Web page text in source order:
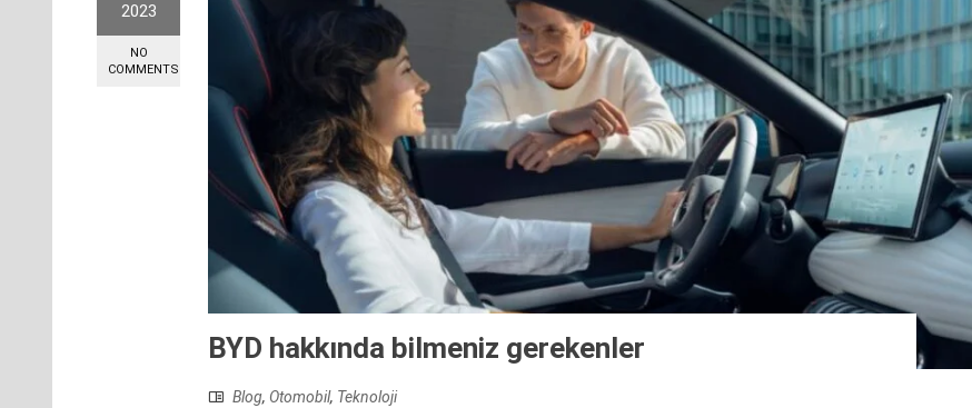
2023
NO
COMMENTS
BYD hakkında bilmeniz gerekenler
Blog, Otomobil, Teknoloji